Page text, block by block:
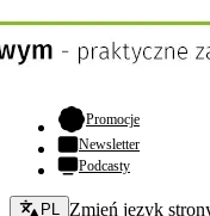
Promocje- otwiera się
Newsletter
Podcasty
Zmień język - bieżący:
PL Zmień język